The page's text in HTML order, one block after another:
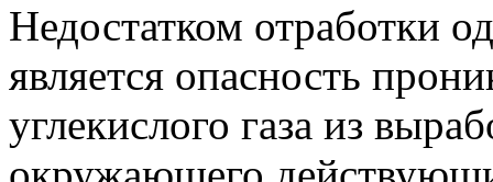
Недостатком отработки
является опасность
углекислого газа из